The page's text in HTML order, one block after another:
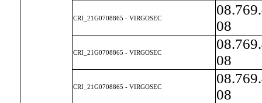
CRI_21G0708865 - VIRGOSEC
08
CRI_21G0708865 - VIRGOSEC
08
CRI_21G0708865 - VIRGOSEC
08